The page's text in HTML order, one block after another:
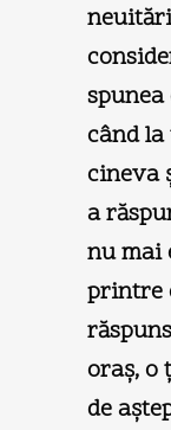
când
cineva
a
nu mai
printre
oraş, o
de